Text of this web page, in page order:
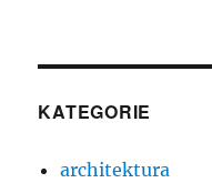
KATEGORIE
architektura